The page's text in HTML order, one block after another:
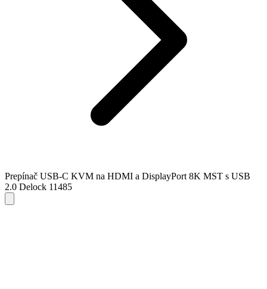
Prepínač USB-C KVM na HDMI a DisplayPort 8K MST s USB
2.0 Delock 11485